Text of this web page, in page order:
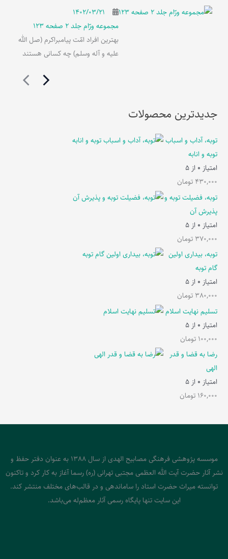
۱۴۰۲/۰۳/۲۱
مجموعه ورّام جلد 2 صفحه 123
بهترین افراد امّت پیامبراکرم (صل الله
علیه و آله وسلم) چه کسانی هستند
جدیدترین محصولات
توبه، آداب و اسباب
توبه و انابه
امتیاز 0 از 5
430,000 تومان
توبه، فضیلت توبه و
پذیرش آن
امتیاز 0 از 5
370,000 تومان
توبه، بیداری اولین
گام توبه
امتیاز 0 از 5
380,000 تومان
تسلیم نهایت اسلام
امتیاز 0 از 5
100,000 تومان
رضا به قضا و قدر
الهی
امتیاز 0 از 5
160,000 تومان
موسسه پژوهشی فرهنگی مصابیح الهدی از سال 1388 به عنوان دفتر حفظ و
نشر آثار حضرت آیت الله العظمی مجتبی تهرانی (ره) رسما آغاز به کار کرد و تاکنون
توانسته میراث حضرت استاد را ساماندهی و در قالب‌های مختلف منتشر کند.
این سایت تنها پایگاه رسمی آثار معظم‌له می‌باشد.